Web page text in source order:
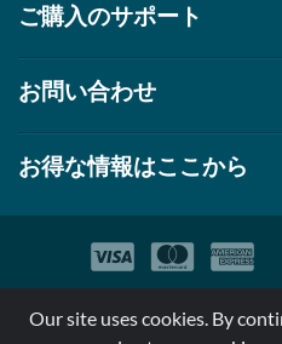
ご購入のサポート
お問い合わせ
お得な情報はここから
*特定商品についての効果効能は
Our site uses cookies. By